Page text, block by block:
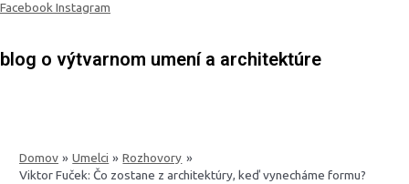
Preskočiť
Facebook Instagram
blog o výtvarnom umení a architektúre
Domov Umelci
Rozhovory
Viktor Fuček: Čo zostane z architektúry, keď vynecháme formu?